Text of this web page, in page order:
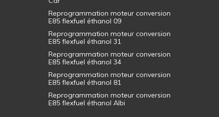
Reprogrammation moteur conversion
E85 flexfuel éthanol 09
Reprogrammation moteur conversion
E85 flexfuel éthanol 31
Reprogrammation moteur conversion
E85 flexfuel éthanol 34
Reprogrammation moteur conversion
E85 flexfuel éthanol 81
Reprogrammation moteur conversion
E85 flexfuel éthanol Albi